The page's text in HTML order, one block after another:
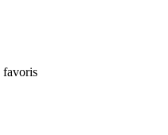
favoris